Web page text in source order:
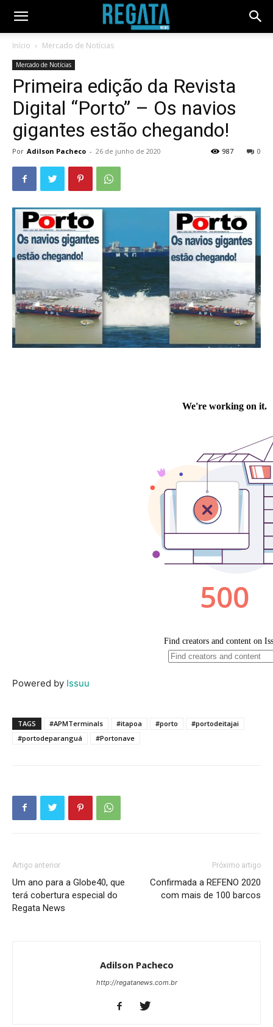
Início Mercado de Notícias
Mercado de Notícias
Primeira edição da Revista
Digital “Porto” – Os navios
gigantes estão chegando!
Por Adilson Pacheco - 26 de junho de 2020 0
987
Powered by Issuu
TAGS #APMTerminals #itapoa #porto
#portodeitajai
#portodeparanguá
#Portonave
Artigo anterior
Um ano para a Globe40, que
terá cobertura especial do
Regata News
Próximo artigo
Confirmada a REFENO 2020
com mais de 100 barcos
Adilson Pacheco
http://regatanews.com.br